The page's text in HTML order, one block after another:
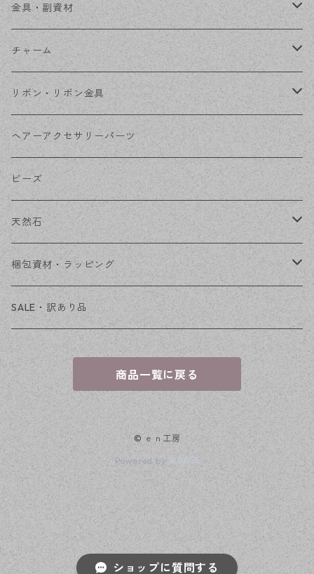
ショップに質問する
ステンレス金具
デザイン丸カン
フレーム
コネクター
その他
金具・副資材
丸カン
ピン類
花座・ビーズキャップ
チェーン
その他
チャーム
金属
アクリル・プラ
ファーボール
リボン・リボン金具
リボン
リボン金具
ヘアーアクセサリーパーツ
ビーズ
天然石
穴あき
穴なし
梱包資材・ラッピング
発送ボックス
アクセサリー台紙
OPP袋
SALE・訳あり品
商品一覧に戻る
© ｅｎ工房
Powered by